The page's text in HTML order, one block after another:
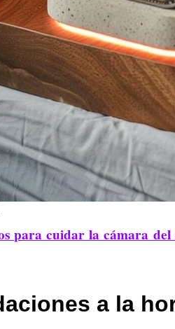
para cuidar la cámara
a la